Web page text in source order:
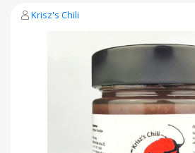
Krisz's Chili